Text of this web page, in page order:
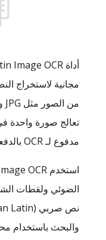
مجانية لاستخراج
تعالج صورة واحدة
مدفوع لـ OCR بالدفعات.
الضوئي ولقطات